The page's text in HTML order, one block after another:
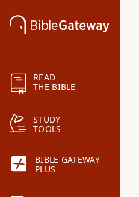
READ
THE BIBLE
STUDY
TOOLS
BIBLE GATEWAY
PLUS